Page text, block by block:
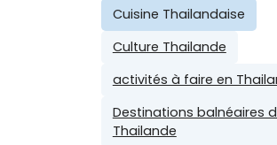
Cuisine Thailandaise
Culture Thailande
activités à faire en
Destinations balnéaires
Thailande